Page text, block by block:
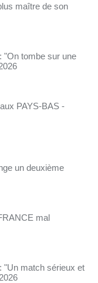
maître de son
"On tombe sur une
PAYS-BAS -
un deuxième
mal
"Un match sérieux et